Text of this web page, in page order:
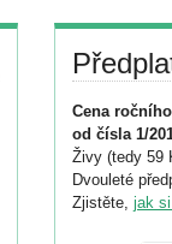
Cena
od čísla 1/
Živy (tedy 59
Dvouleté
Zjistěte, jak